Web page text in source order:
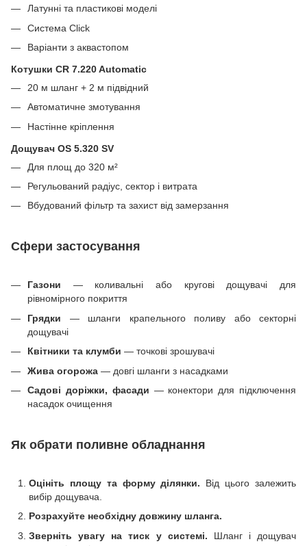
Латунні та пластикові моделі
Система Click
Варіанти з аквастопом
Котушки CR 7.220 Automatic
20 м шланг + 2 м підвідний
Автоматичне змотування
Настінне кріплення
Дощувач OS 5.320 SV
Для площ до 320 м²
Регульований радіус, сектор і витрата
Вбудований фільтр та захист від замерзання
Сфери застосування
Газони — коливальні або кругові дощувачі для
рівномірного покриття
Грядки — шланги крапельного поливу або секторні
дощувачі
Квітники та клумби — точкові зрошувачі
Жива огорожа — довгі шланги з насадками
Садові доріжки, фасади — конектори для підключення
насадок очищення
Як обрати поливне обладнання
Оцініть площу та форму ділянки. Від цього залежить
вибір дощувача.
Розрахуйте необхідну довжину шланга.
Зверніть увагу на тиск у системі. Шланг і дощувач